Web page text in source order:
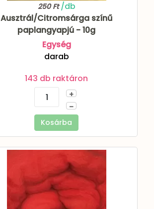
250 Ft/db
Ausztrál/Citromsárga színű
paplangyapjú - 10g
Egység
darab
143 db raktáron
+
–
Kosárba